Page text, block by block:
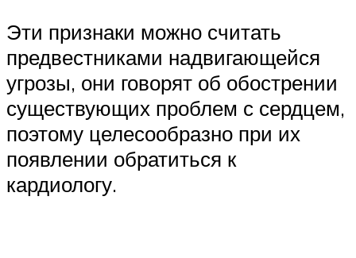
Эти признаки можно считать
предвестниками надвигающейся
угрозы, они говорят об обострении
существующих проблем с сердцем,
поэтому целесообразно при их
появлении обратиться к
кардиологу.